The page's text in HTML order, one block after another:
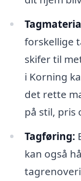
forskellige
skifer til
i Korning
det rette
på stil, pris
Tagføring:
kan også